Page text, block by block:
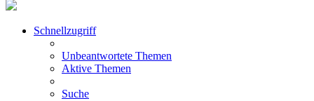
Schnellzugriff
Unbeantwortete Themen
Aktive Themen
Suche